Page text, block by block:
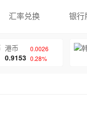
汇率兑换 银行
港币
0.9153
0.0026
0.28%